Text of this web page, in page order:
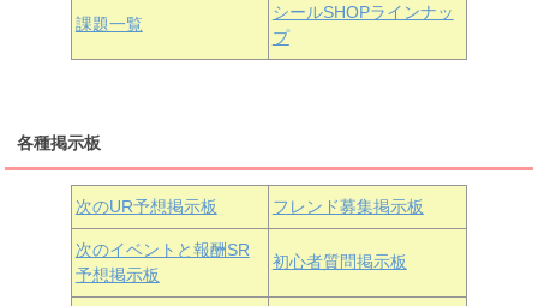
黒澤ダイヤ
朝香果林 近江彼方 エマ・ヴェルデ
課題一覧
シールSHOPラインナッ
プ
各種掲示板
次のUR予想掲示板 フレンド募集掲示板
次のイベントと報酬SR
予想掲示板
初心者質問掲示板